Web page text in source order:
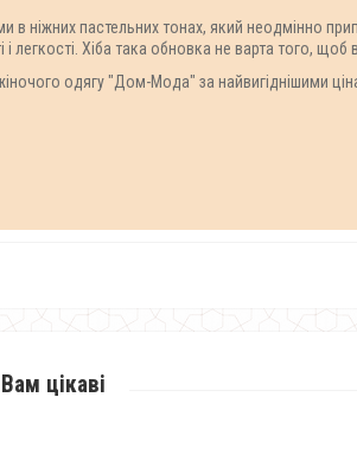
в ніжних пастельних тонах, який неодмінно
Хіба така обновка не варта того, щоб
одягу "Дом-Мода" за найвигіднішими
цікаві